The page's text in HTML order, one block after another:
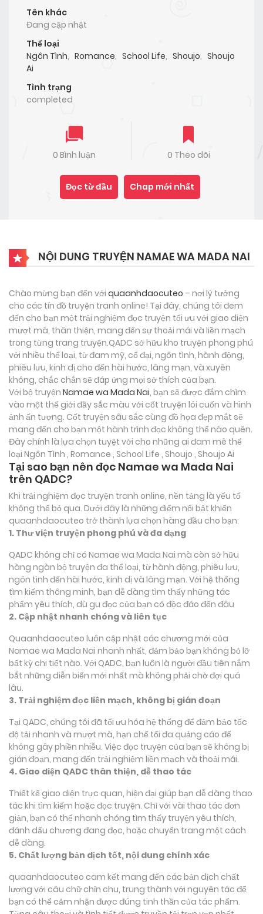
Tên khác
Đang cập nhật
Thể loại
Ngôn Tình, Romance, School Life, Shoujo, Shoujo
Ai
Tình trạng
completed
0 Bình luận 0 Theo dõi
Đọc từ đầu Chap mới nhất
NỘI DUNG TRUYỆN NAMAE WA MADA NAI
Chào mừng bạn đến với quaanhdaocuteo – nơi lý tưởng
cho các tín đồ truyện tranh online! Tại đây, chúng tôi đem
đến cho bạn một trải nghiệm đọc truyện tối ưu với giao diện
mượt mà, thân thiện, mang đến sự thoải mái và liền mạch
trong từng trang truyện.QADC sở hữu kho truyện phong phú
với nhiều thể loại, từ đam mỹ, cổ đại, ngôn tình, hành động,
phiêu lưu, kinh dị cho đến hài hước, lãng mạn, và xuyên
không, chắc chắn sẽ đáp ứng mọi sở thích của bạn.
Với bộ truyện Namae wa Mada Nai, bạn sẽ được đắm chìm
vào một thế giới đầy sắc màu với cốt truyện lôi cuốn và hình
ảnh ấn tượng. Cốt truyện sâu sắc cùng đồ họa đẹp mắt sẽ
mang đến cho bạn một hành trình đọc không thể nào quên.
Đây chính là lựa chọn tuyệt vời cho những ai đam mê thể
loại Ngôn Tình , Romance , School Life , Shoujo , Shoujo Ai
Tại sao bạn nên đọc Namae wa Mada Nai
trên QADC?
Khi trải nghiệm đọc truyện tranh online, nền tảng là yếu tố
không thể bỏ qua. Dưới đây là những điểm nổi bật khiến
quaanhdaocuteo trở thành lựa chọn hàng đầu cho bạn:
1. Thư viện truyện phong phú và đa dạng
QADC không chỉ có Namae wa Mada Nai mà còn sở hữu
hàng ngàn bộ truyện đa thể loại, từ hành động, phiêu lưu,
ngôn tình đến hài hước, kinh dị và lãng mạn. Với hệ thống
tìm kiếm thông minh, bạn dễ dàng tìm thấy những tác
phẩm yêu thích, dù gu đọc của bạn có độc đáo đến đâu
2. Cập nhật nhanh chóng và liên tục
Quaanhdaocuteo luôn cập nhật các chương mới của
Namae wa Mada Nai nhanh nhất, đảm bảo bạn không bỏ lỡ
bất kỳ chi tiết nào. Với QADC, bạn luôn là người đầu tiên nắm
bắt những diễn biến mới nhất mà không phải chờ đợi quá
lâu.
3. Trải nghiệm đọc liền mạch, không bị gián đoạn
Tại QADC, chúng tôi đã tối ưu hóa hệ thống để đảm bảo tốc
độ tải nhanh và mượt mà, hạn chế tối đa quảng cáo để
không gây phiền nhiễu. Việc đọc truyện của bạn sẽ không bị
gián đoạn, mang đến trải nghiệm liền mạch và thoải mái.
4. Giao diện QADC thân thiện, dễ thao tác
Thiết kế giao diện trực quan, hiện đại giúp bạn dễ dàng thao
tác khi tìm kiếm hoặc đọc truyện. Chỉ với vài thao tác đơn
giản, bạn có thể nhanh chóng tìm thấy truyện yêu thích,
đánh dấu chương đang đọc, hoặc chuyển trang một cách
dễ dàng.
5. Chất lượng bản dịch tốt, nội dung chính xác
quaanhdaocuteo cam kết mang đến các bản dịch chất
lượng với câu chữ chỉn chu, trung thành với nguyên tác để
bạn có thể cảm nhận được đúng tinh thần của tác phẩm.